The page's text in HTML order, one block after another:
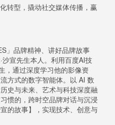
转型，撬动社交媒体传播，赢
」品牌精神、讲好品牌故事
宣先生本人。利用百度AI技
，通过深度学习他的影像资
方式的数字智能体。以 AI 数
史与未来、艺术与科技深度融
惯的，跨时空品牌对话与沉浸
的故事】，实现技术、创意与